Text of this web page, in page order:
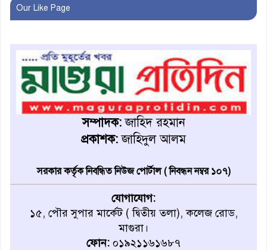
অবহিতকরণ
মাগুরায় আ’লীগের প্রতিষ্ঠাবার্ষিকীর
কর্মসূচি প্রতিরোধে বিএনপির
মোটরসাইকেল শোডাউন
খুব শিঘ্রই কর্মস্থলে ফিরবেন
মাগুরার ডিসি
বাবার হাতে বিক্রি টুকটুকি পুলিশের
সহযোগিতায় ফিরলো মায়ের
কোলে
Our Like Page
সম্পাদক:জাহিদ রহমান
প্রকাশক:জাহিদুল আলম
সরকার কর্তৃক নিবন্ধিত নিউজ পোর্টাল ( নিবন্ধন নম্বর ১০৭)
যোগাযোগ:
১৫, পৌর সুপার মার্কেট ( দ্বিতীয় তলা), কলেজ রোড,
মাগুরা।
ফোন: ০১৯২১১৬১৬৮৭